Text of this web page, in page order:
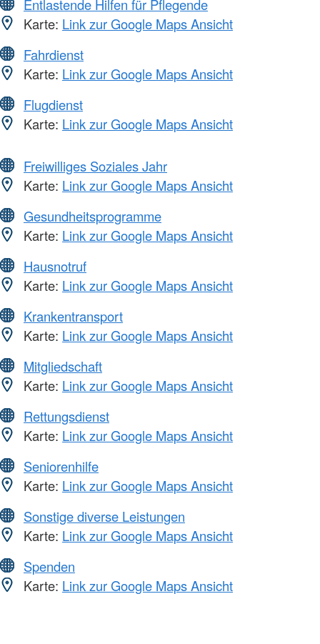
Entlastende Hilfen für Pflegende
Karte: Link zur Google Maps Ansicht
Fahrdienst
Karte: Link zur Google Maps Ansicht
Flugdienst
Karte: Link zur Google Maps Ansicht
Freiwilliges Soziales Jahr
Karte: Link zur Google Maps Ansicht
Gesundheitsprogramme
Karte: Link zur Google Maps Ansicht
Hausnotruf
Karte: Link zur Google Maps Ansicht
Krankentransport
Karte: Link zur Google Maps Ansicht
Mitgliedschaft
Karte: Link zur Google Maps Ansicht
Rettungsdienst
Karte: Link zur Google Maps Ansicht
Seniorenhilfe
Karte: Link zur Google Maps Ansicht
Sonstige diverse Leistungen
Karte: Link zur Google Maps Ansicht
Spenden
Karte: Link zur Google Maps Ansicht